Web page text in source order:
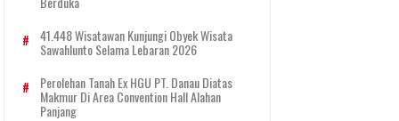
41.448 Wisatawan Kunjungi Obyek Wisata
Sawahlunto Selama Lebaran 2026
Perolehan Tanah Ex HGU PT. Danau Diatas
Makmur Di Area Convention Hall Alahan
Panjang